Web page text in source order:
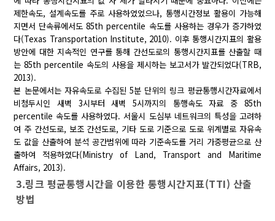
제한속도, 설계속도를 주로 사용하였었으나, 통행시간정보 활용이 가능해
지면서 단속류에서도 85th percentile 속도를 사용하는 경우가 증가하였
다(Texas Transportation Institute, 2010). 이후 통행시간지표의 활용
방안에 대한 지속적인 연구를 통해 간선도로의 통행시간지표를 산출할 때
는 85th percentile 속도의 사용을 제시하는 보고서가 발간되었다(TRB,
2013).
본 논문에서는 자유속도로 수집된 5분 단위의 링크 평균통행시간자료에서
비첨두시인 새벽 3시부터 새벽 5시까지의 통행속도 자료 중 85th
percentile 속도를 사용하였다. 서울시 도심부 네트워크의 특성을 고려하
여 주 간선도로, 보조 간선도로, 기타 도로 기준으로 도로 위계별로 자유속
도 값을 산출하여 분석 공간범위에 따라 기준속도를 거리 가중평균으로 산
출하여 적용하였다(Ministry of Land, Transport and Maritime
Affairs, 2013).
3.링크 평균통행시간을 이용한 통행시간지표(TTI) 산출
방법